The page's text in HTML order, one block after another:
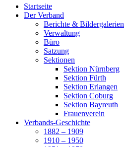
Startseite
Der Verband
Berichte & Bildergalerien
Verwaltung
Büro
Satzung
Sektionen
Sektion Nürnberg
Sektion Fürth
Sektion Erlangen
Sektion Coburg
Sektion Bayreuth
Frauenverein
Verbands-Geschichte
1882 – 1909
1910 – 1950